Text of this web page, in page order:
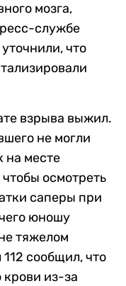
мозга,
службе
что
взрыва выжил.
не могли
на месте
осмотреть
саперы при
юношу
тяжелом
сообщил, что
крови из-за